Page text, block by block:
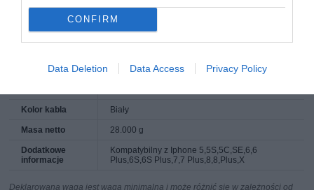
CONFIRM
Data Deletion Data Access Privacy Policy
Wtyczki USB
1x USB 2.0
Kolor kabla Biały
Masa netto 28.000 g
Dodatkowe
informacje
Kompatybilny z Iphone 5,5S,5C,SE,6,6
Plus,6S,6S Plus,7,7 Plus,8,8,Plus,X
Deklarowana waga jest wagą minimalną i może różnić się w zależności od